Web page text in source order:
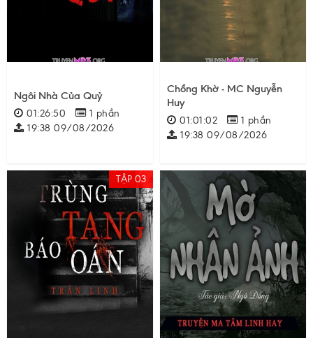
Ngôi Nhà Của Quỷ
01:26:50
1 phần
19:38 09/08/2026
Chồng Khờ - MC Nguyễn
Huy
01:01:02
1 phần
19:38 09/08/2026
TẬP 03